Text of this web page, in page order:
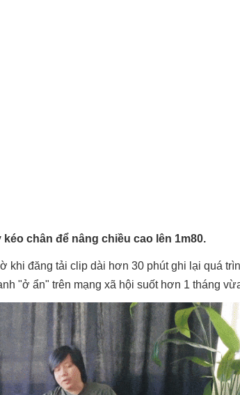
chân để nâng chiều cao lên 1m80.
khi đăng tải clip dài hơn 30 phút ghi lại quá
"ở ẩn" trên mạng xã hội suốt hơn 1 tháng